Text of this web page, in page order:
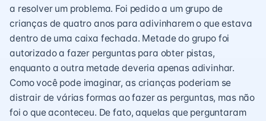
a resolver um problema. Foi pedido a um grupo de
crianças de quatro anos para adivinharem o que estava
dentro de uma caixa fechada. Metade do grupo foi
autorizado a fazer perguntas para obter pistas,
enquanto a outra metade deveria apenas adivinhar.
Como você pode imaginar, as crianças poderiam se
distrair de várias formas ao fazer as perguntas, mas não
foi o que aconteceu. De fato, aquelas que perguntaram